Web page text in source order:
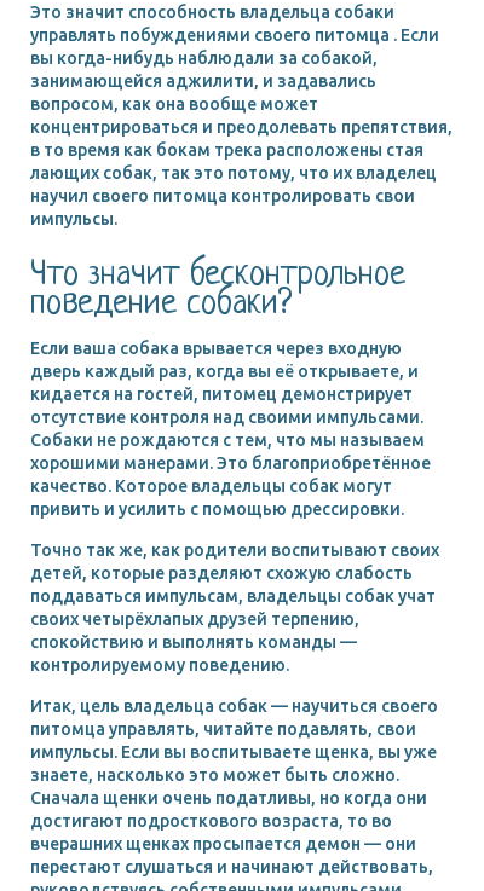
Это значит способность владельца собаки
управлять побуждениями своего питомца . Если
вы когда-нибудь наблюдали за собакой,
занимающейся аджилити, и задавались
вопросом, как она вообще может
концентрироваться и преодолевать препятствия,
в то время как бокам трека расположены стая
лающих собак, так это потому, что их владелец
научил своего питомца контролировать свои
импульсы.
Что значит бесконтрольное
поведение собаки?
Если ваша собака врывается через входную
дверь каждый раз, когда вы её открываете, и
кидается на гостей, питомец демонстрирует
отсутствие контроля над своими импульсами.
Собаки не рождаются с тем, что мы называем
хорошими манерами. Это благоприобретённое
качество. Которое владельцы собак могут
привить и усилить с помощью дрессировки.
Точно так же, как родители воспитывают своих
детей, которые разделяют схожую слабость
поддаваться импульсам, владельцы собак учат
своих четырёхлапых друзей терпению,
спокойствию и выполнять команды —
контролируемому поведению.
Итак, цель владельца собак — научиться своего
питомца управлять, читайте подавлять, свои
импульсы. Если вы воспитываете щенка, вы уже
знаете, насколько это может быть сложно.
Сначала щенки очень податливы, но когда они
достигают подросткового возраста, то во
вчерашних щенках просыпается демон — они
перестают слушаться и начинают действовать,